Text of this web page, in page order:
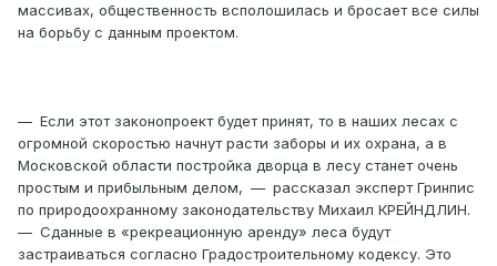
массивах, общественность всполошилась и бросает все силы
на борьбу с данным проектом.
— Если этот законопроект будет принят, то в наших лесах с
огромной скоростью начнут расти заборы и их охрана, а в
Московской области постройка дворца в лесу станет очень
простым и прибыльным делом, — рассказал эксперт Гринпис
по природоохранному законодательству Михаил КРЕЙНДЛИН.
— Сданные в «рекреационную аренду» леса будут
застраиваться согласно Градостроительному кодексу. Это